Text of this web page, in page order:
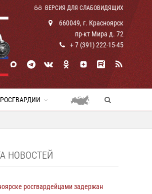
ВЕРСИЯ ДЛЯ СЛАБОВИДЯЩИХ
660049, г. Красноярск
пр-кт Мира д. 72
+ 7 (391) 222-15-45
НОВОСТЕЙ
росгвардейцами задержан